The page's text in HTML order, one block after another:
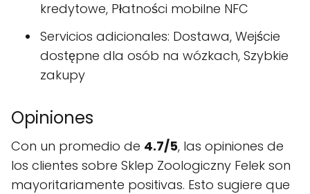
kredytowe, Płatności mobilne NFC
Servicios adicionales: Dostawa, Wejście
dostępne dla osób na wózkach, Szybkie
zakupy
Opiniones
Con un promedio de 4.7/5, las opiniones de
los clientes sobre Sklep Zoologiczny Felek son
mayoritariamente positivas. Esto sugiere que